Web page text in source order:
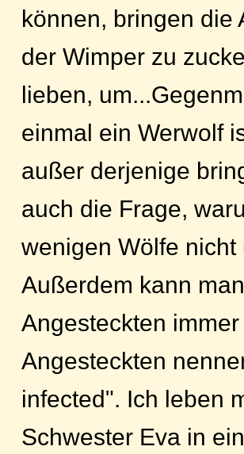
können, bringen die
der Wimper zu
lieben,
einmal ein Werwolf
außer derjenige
auch die Frage,
wenigen Wölfe
Außerdem kann
Angesteckten
Angesteckten
infected". Ich leben
Schwester Eva in